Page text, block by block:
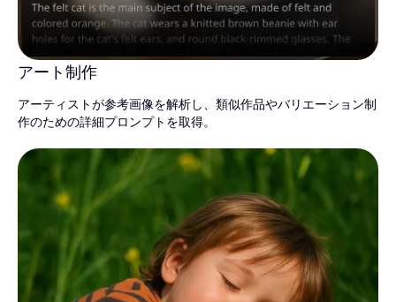
アート制作
アーティストが参考画像を解析し、類似作品やバリエーション制
作のための詳細プロンプトを取得。